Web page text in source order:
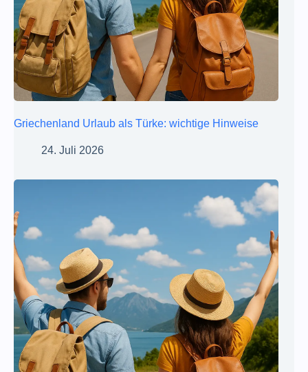
Griechenland Urlaub als Türke: wichtige Hinweise
24. Juli 2026